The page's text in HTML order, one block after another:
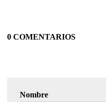
0 COMENTARIOS
Nombre